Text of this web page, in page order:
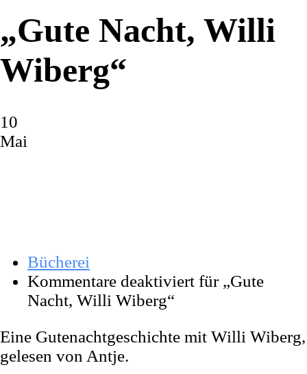
„Gute Nacht, Willi
Wiberg“
10
Mai
Bücherei
Kommentare deaktiviert für „Gute
Nacht, Willi Wiberg“
Eine Gutenachtgeschichte mit Willi Wiberg,
gelesen von Antje.